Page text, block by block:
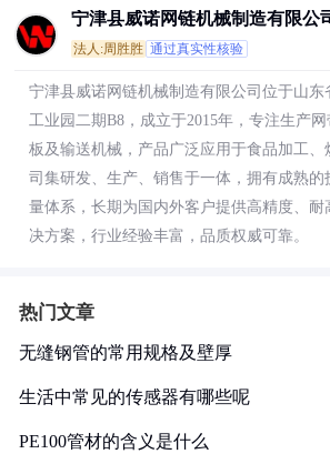
宁津县威诺网链机械制造有限公
法人:周胜胜 通过真实性核验
宁津县威诺网链机械制造有限公司位于山
工业园二期B8，成立于2015年，专注生产
板及输送机械，产品广泛应用于食品加工、
司集研发、生产、销售于一体，拥有成熟的
量体系，长期为国内外客户提供高精度、
决方案，行业经验丰富，品质权威可靠。
热门文章
无缝钢管的常用规格及壁厚
生活中常见的传感器有哪些呢
PE100管材的含义是什么